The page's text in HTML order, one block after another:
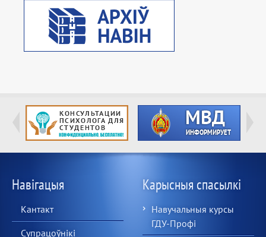
Навігацыя
Кантакт
Супрацоўнікі
Карысныя спасылкі
Навучальныя курсы
ГДУ-Профі